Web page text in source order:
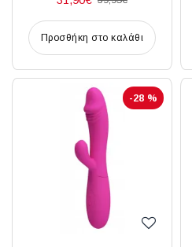
Προσθήκη στο καλάθι
-28 %